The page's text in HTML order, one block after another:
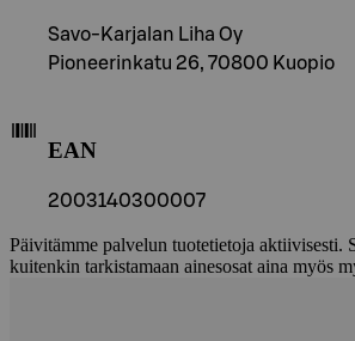
Savo-Karjalan Liha Oy
Pioneerinkatu 26, 70800 Kuopio
EAN
2003140300007
Päivitämme palvelun tuotetietoja aktiivisesti.
kuitenkin tarkistamaan ainesosat aina myös